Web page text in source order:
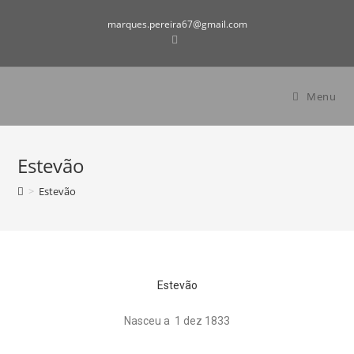
marques.pereira67@gmail.com
Menu
Estevão
> Estevão
Estevão
Nasceu a 1 dez 1833